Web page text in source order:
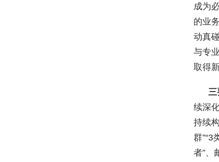
成为
的业
动真
与专
取得
三
续深
持续
群”“3
者”、